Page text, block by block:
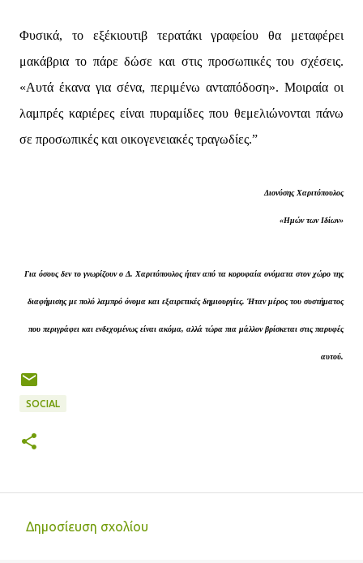
Φυσικά, το εξέκιουτιβ τερατάκι γραφείου θα μεταφέρει
μακάβρια το πάρε δώσε και στις προσωπικές του σχέσεις.
«Αυτά έκανα για σένα, περιμένω ανταπόδοση». Μοιραία οι
λαμπρές καριέρες είναι πυραμίδες που θεμελιώνονται πάνω
σε προσωπικές και οικογενειακές τραγωδίες.”
Διονύσης Χαριτόπουλος
«Ημών των Ιδίων»
Για όσους δεν το γνωρίζουν ο Δ. Χαριτόπουλος ήταν από τα κορυφαία ονόματα στον χώρο της
διαφήμισης με πολύ λαμπρό όνομα και εξαιρετικές δημιουργίες. Ήταν μέρος του συστήματος
που περιγράφει και ενδεχομένως είναι ακόμα, αλλά τώρα πια μάλλον βρίσκεται στις παρυφές
αυτού.
SOCIAL
Δημοσίευση σχολίου